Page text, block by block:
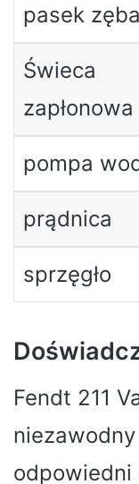
pasek
Świeca
zapłonowa
pompa
prądnica
sprzęgło
Fendt 211
odpowiedni